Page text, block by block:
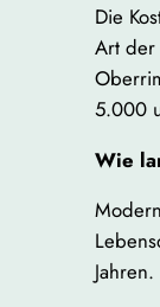
Die
Art
5.000
Wie
Jahren.